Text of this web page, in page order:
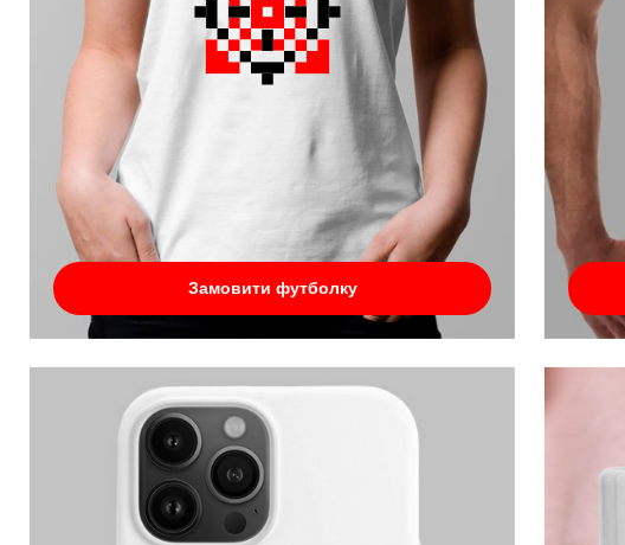
Замовити футболку